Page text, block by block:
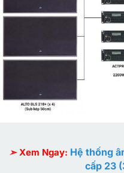
➣Xem Ngay: Hệ thống
cấp 23